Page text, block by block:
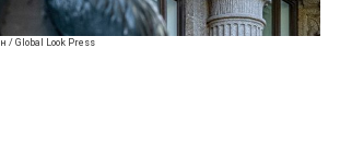
/ Global Look Press